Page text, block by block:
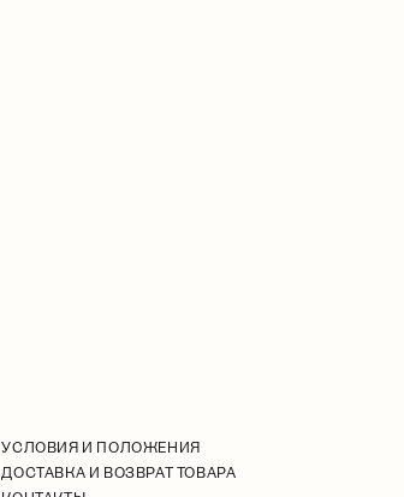
УСЛОВИЯ И ПОЛОЖЕНИЯ
ДОСТАВКА И ВОЗВРАТ ТОВАРА